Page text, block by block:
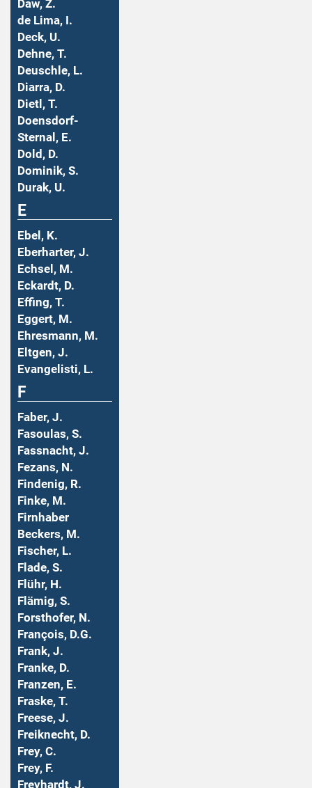
Daw, Z.
de Lima, I.
Deck, U.
Dehne, T.
Deuschle, L.
Diarra, D.
Dietl, T.
Doensdorf-
Sternal, E.
Dold, D.
Dominik, S.
Durak, U.
E
Ebel, K.
Eberharter, J.
Echsel, M.
Eckardt, D.
Effing, T.
Eggert, M.
Ehresmann, M.
Eltgen, J.
Evangelisti, L.
F
Faber, J.
Fasoulas, S.
Fassnacht, J.
Fezans, N.
Findenig, R.
Finke, M.
Firnhaber
Beckers, M.
Fischer, L.
Flade, S.
Flühr, H.
Flämig, S.
Forsthofer, N.
François, D.G.
Frank, J.
Franke, D.
Franzen, E.
Fraske, T.
Freese, J.
Freiknecht, D.
Frey, C.
Frey, F.
Freyhardt, J.